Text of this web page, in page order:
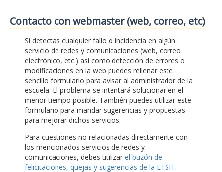
Contacto con webmaster (web, correo, etc)
Si detectas cualquier fallo o incidencia en algún
servicio de redes y comunicaciones (web, correo
electrónico, etc.) así como detección de errores o
modificaciones en la web puedes rellenar este
sencillo formulario para avisar al administrador de la
escuela. El problema se intentará solucionar en el
menor tiempo posible. También puedes utilizar este
formulario para mandar sugerencias y propuestas
para mejorar dichos servicios.
Para cuestiones no relacionadas directamente con
los mencionados servicios de redes y
comunicaciones, debes utilizar el buzón de
felicitaciones, quejas y sugerencias de la ETSIT.